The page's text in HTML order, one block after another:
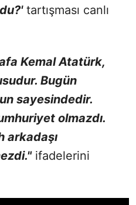
tartışması canlı
Kemal Atatürk,
Bugün
sayesindedir.
olmazdı.
arkadaşı
ifadelerini